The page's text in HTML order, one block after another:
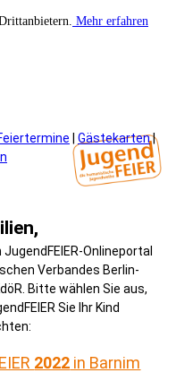
Mehr erfahren
Gästekarten|
Onlineportal
Verbandes Berlin-
Bitte wählen Sie aus,
Sie Ihr Kind
2022 in Barnim